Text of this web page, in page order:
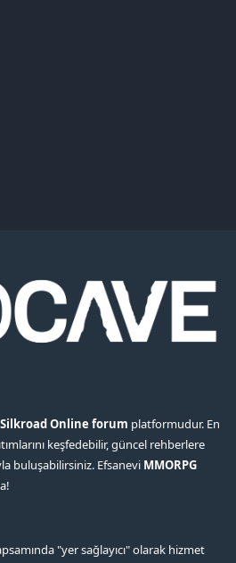
Silkroad Online forum platformudur. En
keşfedebilir, güncel rehberlere
buluşabilirsiniz. Efsanevi MMORPG
"yer sağlayıcı" olarak hizmet